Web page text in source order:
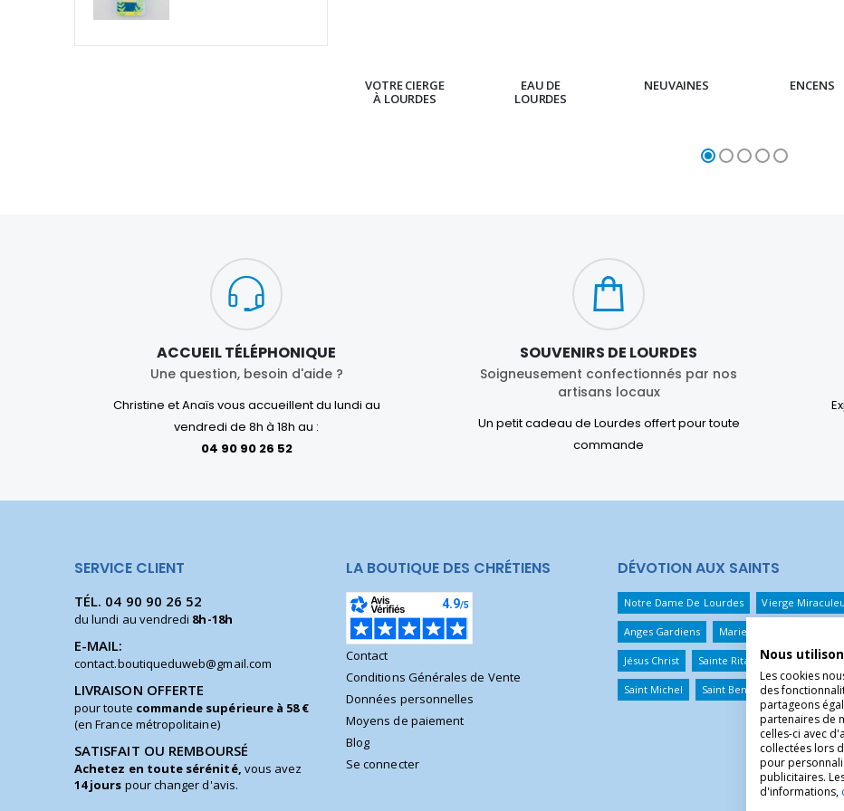
VOTRE CIERGE
À LOURDES
EAU DE
LOURDES
NEUVAINES ENCENS
ACCUEIL TÉLÉPHONIQUE
Une question, besoin d'aide ?
Christine et Anaïs vous accueillent du lundi au
vendredi de 8h à 18h au :
04 90 90 26 52
SOUVENIRS DE LOURDES
Soigneusement confectionnés par nos
artisans locaux
Un petit cadeau de Lourdes offert pour toute
commande
SERVICE CLIENT
TÉL. 04 90 90 26 52
du lundi au vendredi 8h-18h
E-MAIL:
contact.boutiqueduweb@gmail.com
LIVRAISON OFFERTE
pour toute commande supérieure à 58 €
(en France métropolitaine)
SATISFAIT OU REMBOURSÉ
Achetez en toute sérénité, vous avez
14 jours pour changer d'avis.
LA BOUTIQUE DES CHRÉTIENS
Contact
Conditions Générales de Vente
Données personnelles
Moyens de paiement
Blog
Se connecter
DÉVOTION AUX SAINTS
Notre Dame De Lourdes Vierge
Anges Gardiens Marie Qui Défait Les
Jésus Christ Sainte Rita Sainte Thérèse
Saint Michel Saint Benoît Saint
Nous
Les cookies
des
partageons
partenaires de
celles-ci avec
collectées lors
pour
publicitaires.
d'informations,